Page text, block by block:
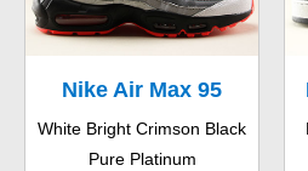
Nike Air Max 95
Essential
White Bright Crimson Black
Pure Platinum